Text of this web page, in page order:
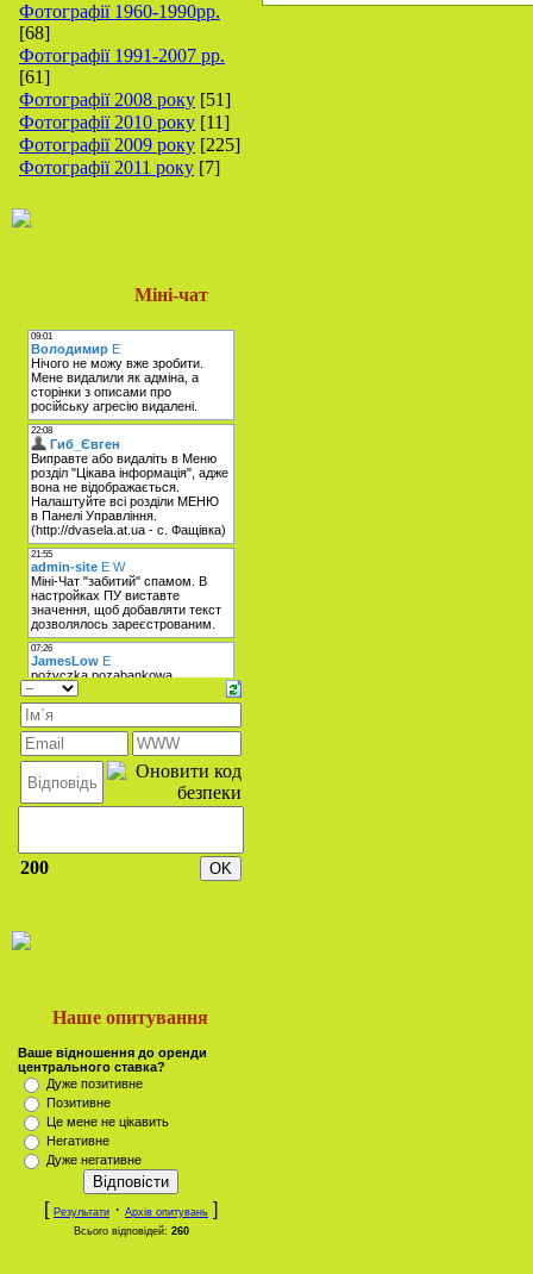
Фотографії 1960-1990рр.
[68]
Фотографії 1991-2007 рр.
[61]
Фотографії 2008 року [51]
Фотографії 2010 року [11]
Фотографії 2009 року [225]
Фотографії 2011 року [7]
Міні-чат
200
Наше опитування
Ваше відношення до оренди
центрального ставка?
Дуже позитивне
Позитивне
Це мене не цікавить
Негативне
Дуже негативне
[ Результати · Архів опитувань ]
Всього відповідей: 260